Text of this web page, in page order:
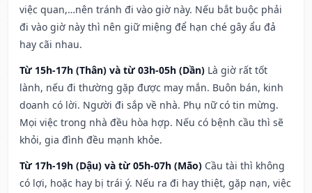
việc quan,…nên tránh đi vào giờ này. Nếu bắt buộc phải
đi vào giờ này thì nên giữ miệng để hạn ché gây ẩu đả
hay cãi nhau.
Từ 15h-17h (Thân) và từ 03h-05h (Dần) Là giờ rất tốt
lành, nếu đi thường gặp được may mắn. Buôn bán, kinh
doanh có lời. Người đi sắp về nhà. Phụ nữ có tin mừng.
Mọi việc trong nhà đều hòa hợp. Nếu có bệnh cầu thì sẽ
khỏi, gia đình đều mạnh khỏe.
Từ 17h-19h (Dậu) và từ 05h-07h (Mão) Cầu tài thì không
có lợi, hoặc hay bị trái ý. Nếu ra đi hay thiệt, gặp nạn, việc